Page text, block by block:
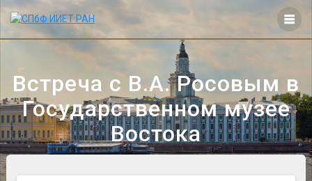
контенту
Встреча с В.А. Росовым в
Государственном музее
Востока